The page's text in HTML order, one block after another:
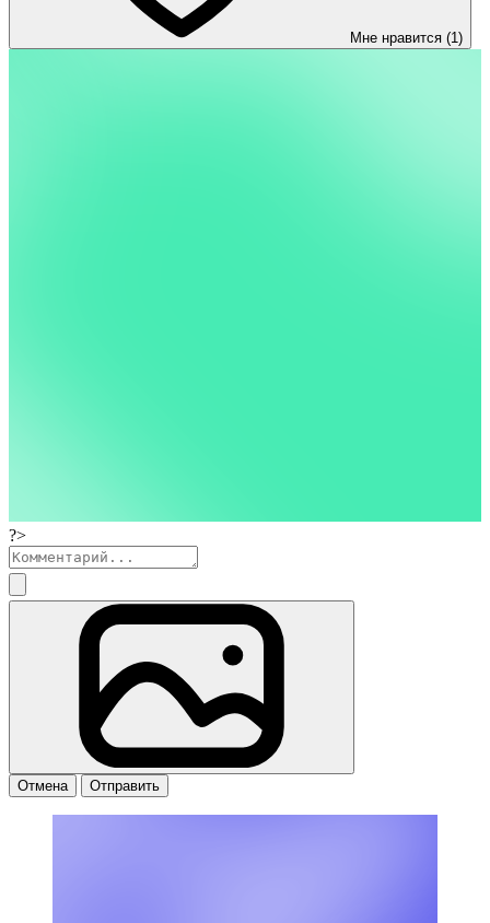
Мне нравится (1)
?>
Отмена Отправить